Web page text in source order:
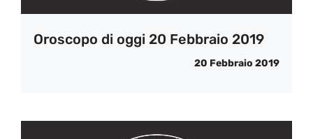
Oroscopo di oggi 20 Febbraio 2019
20 Febbraio 2019